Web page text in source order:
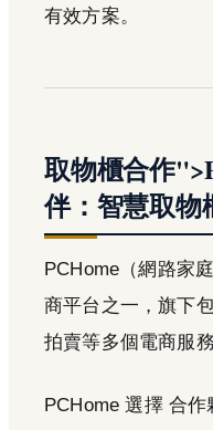
有效方案。
取物櫃合作
伴：智慧取物
PCHome（網路家
商平台之一，旗下
拍賣等多個電商服務
PCHome 選擇 合